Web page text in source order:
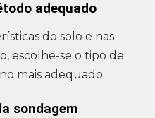
adequado
do solo e nas
escolhe-se o tipo de
mais adequado.
sondagem